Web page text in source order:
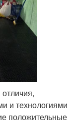
и технологиями
положительные